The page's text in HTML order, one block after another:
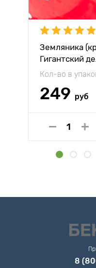
Земляника
Гигантский
Кол-во в
249 руб
8